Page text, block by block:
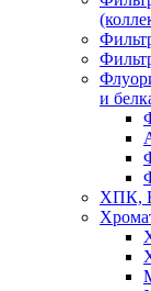
и
ХПК,